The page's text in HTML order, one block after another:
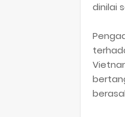
dinilai